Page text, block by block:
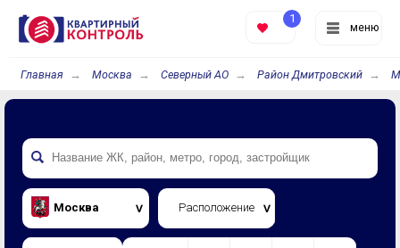
меню
1
Главная Москва Северный АО Район Дмитровский
Москва Расположение